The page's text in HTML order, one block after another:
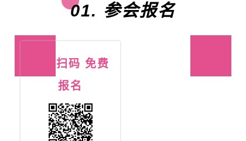
01. 参会报名
立即扫码 免费
报名